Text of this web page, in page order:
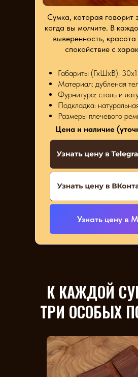
Сумка, которая говорит
когда вы молчите. В
выверенность,
спокойствие с
Цена и наличие
Габариты (ГхШхВ):
Материал: дубленая
Фурнитура: сталь и
Подкладка:
Размеры плечевого
Узнать цену в
К КАЖДОЙ
ТРИ ОСОБЫХ